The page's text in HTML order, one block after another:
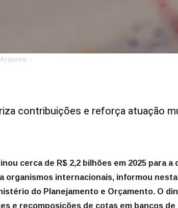
-
contribuições e reforça atuação
cerca de R$ 2,2 bilhões em 2025 para
organismos internacionais, informou
do Planejamento e Orçamento. O
e recomposições de cotas em bancos